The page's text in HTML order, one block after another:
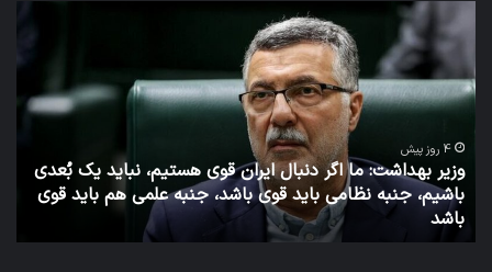
هستیم، نباید یک بُعدی
علمی هم باید قوی
توئیت
دکتر
جهانپور
مدیر
سابق
روابط
عمومی
وزارت
بهداشت
1 هفته پیش
توئیت دکتر جهانپور مدیر سابق روابط